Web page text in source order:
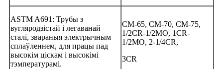
ASTM A691: Трубы з
вугляродзістай і легаванай
сталі, звараныя электрычным
сплаўленнем, для працы пад
высокім ціскам і высокімі
тэмпературамі.
CM-65, CM-70, CM-75,
1/2CR-1/2MO, 1CR-
1/2MO, 2-1/4CR,
3CR